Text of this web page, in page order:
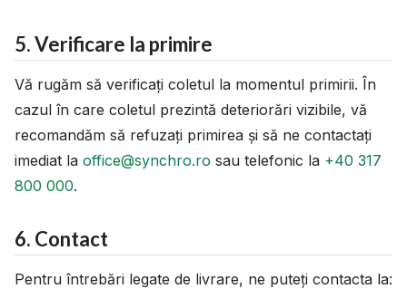
5. Verificare la primire
Vă rugăm să verificați coletul la momentul primirii. În
cazul în care coletul prezintă deteriorări vizibile, vă
recomandăm să refuzați primirea și să ne contactați
imediat la office@synchro.ro sau telefonic la +40 317
800 000.
6. Contact
Pentru întrebări legate de livrare, ne puteți contacta la: